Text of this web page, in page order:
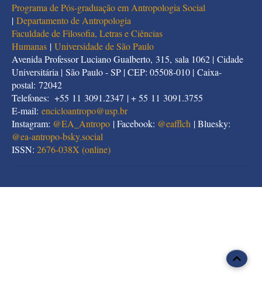
Programa de Pós-graduação em Antropologia Social
| Departamento de Antropologia
Faculdade de Filosofia, Letras e Ciências
Humanas | Universidade de São Paulo
Avenida Professor Luciano Gualberto, 315, sala 1062 | Cidade
Universitária | São Paulo - SP | CEP: 05508-010 | Caixa-
postal: 72042
Telefones: +55 11 3091.2347 | + 55 11 3091.3755
E-mail: encicloantropo@usp.br
Instagram: @EA_Antropo | Facebook: @eafflch | Bluesky:
@ea-antropo-bsky.social
ISSN: 2676-038X (online)